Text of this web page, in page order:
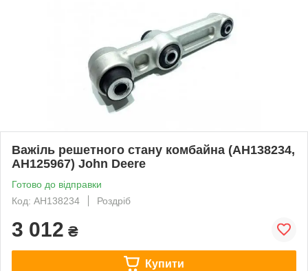
Важіль решетного стану комбайна (AH138234,
AH125967) John Deere
Готово до відправки
Код: AH138234
Роздріб
3 012 ₴
Купити